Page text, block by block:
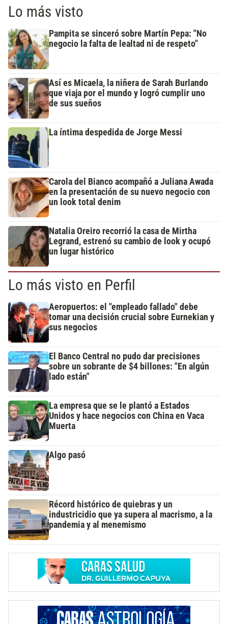
Lo más visto
Pampita se sinceró sobre Martín Pepa: "No
negocio la falta de lealtad ni de respeto"
Así es Micaela, la niñera de Sarah Burlando
que viaja por el mundo y logró cumplir uno
de sus sueños
La íntima despedida de Jorge Messi
Carola del Bianco acompañó a Juliana Awada
en la presentación de su nuevo negocio con
un look total denim
Natalia Oreiro recorrió la casa de Mirtha
Legrand, estrenó su cambio de look y ocupó
un lugar histórico
Lo más visto en Perfil
Aeropuertos: el "empleado fallado" debe
tomar una decisión crucial sobre Eurnekian y
sus negocios
El Banco Central no pudo dar precisiones
sobre un sobrante de $4 billones: "En algún
lado están"
La empresa que se le plantó a Estados
Unidos y hace negocios con China en Vaca
Muerta
Algo pasó
Récord histórico de quiebras y un
industricidio que ya supera al macrismo, a la
pandemia y al menemismo